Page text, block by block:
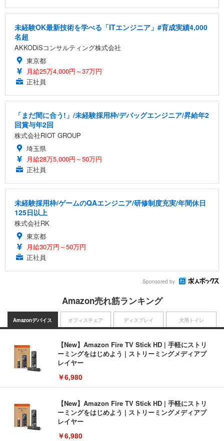
未経験OK最新技術を学べる「ITエンジニア」#育成実績4,000
名超
AKKODiSコンサルティング株式会社
東京都
月給25万4,000円～37万円
正社員
「まだ間に合う!」/未経験採用枠/デバッグエンジニア/昇給年2
回賞与年2回
株式会社RIOT GROUP
埼玉県
月給28万5,000円～50万円
正社員
未経験採用枠/ゲームのQAエンジニア/研修制度充実/年間休日
125日以上
株式会社RK
東京都
月給30万円～50万円
正社員
Sponsored by
Amazon売れ筋ランキング
Amazonデバイス
【New】Amazon Fire TV Stick HD | 手軽にストリ
ーミングをはじめよう | ストリーミングメディアプ
レイヤー
￥6,980
【New】Amazon Fire TV Stick HD | 手軽にストリ
ーミングをはじめよう | ストリーミングメディアプ
レイヤー
￥6,980
オフィスチェア ディスプレイ 犬用トイレ